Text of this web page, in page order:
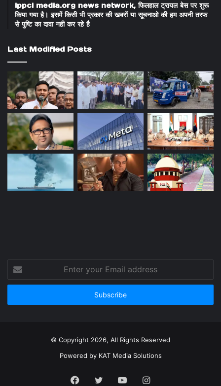
ippci media.org news network, फिलहाल ट्रायल बेस पर शुरू
किया गया है। इसमें किसी भी प्रकार की खबरों या सूचनाओ की हम अपनी तरफ
से पुष्टि का दावा नही कर रहे है
Last Modified Posts
your
Email
© Copyright 2026, All Rights Reserved
Powered by KAT Media Solutions
Facebook
TwitterYouTubeInstagram